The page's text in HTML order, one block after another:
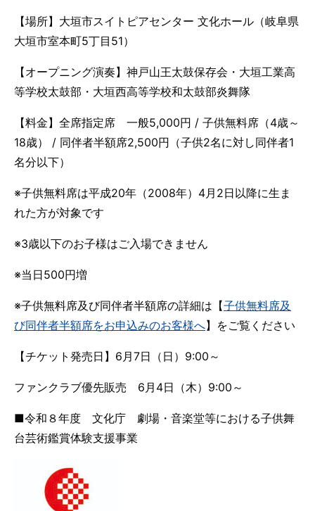
【場所】大垣市スイトピアセンター 文化ホール（岐阜県
大垣市室本町5丁目51）
【オープニング演奏】神戸山王太鼓保存会・大垣工業高
等学校太鼓部・大垣西高等学校和太鼓部炎舞隊
【料金】全席指定席 一般5,000円 / 子供無料席（4歳～
18歳） / 同伴者半額席2,500円（子供2名に対し同伴者1
名分以下）
※子供無料席は平成20年（2008年）4月2日以降に生ま
れた方が対象です
※3歳以下のお子様はご入場できません
※当日500円増
※子供無料席及び同伴者半額席の詳細は【子供無料席及
び同伴者半額席をお申込みのお客様へ】をご覧ください
【チケット発売日】6月7日（日）9:00～
ファンクラブ優先販売 6月4日（木）9:00～
■令和８年度 文化庁 劇場・音楽堂等における子供舞
台芸術鑑賞体験支援事業